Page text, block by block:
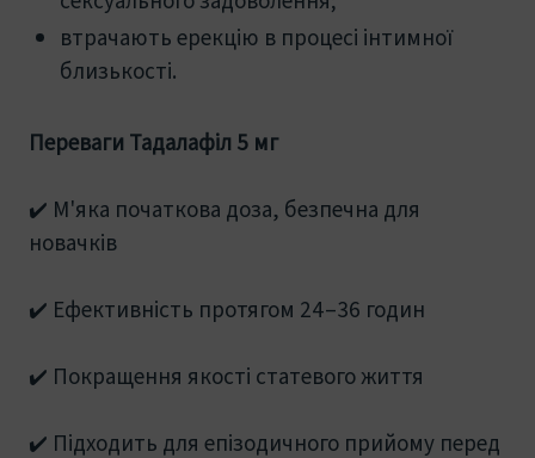
втрачають ерекцію в процесі інтимної
близькості.
Переваги Тадалафіл 5 мг
✔️ М'яка початкова доза, безпечна для
новачків
✔️ Ефективність протягом 24–36 годин
✔️ Покращення якості статевого життя
✔️ Підходить для епізодичного прийому перед